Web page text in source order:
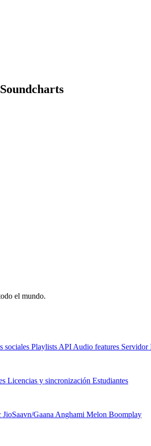
el mundo.
sociales Playlists API Audio features Servidor
Licencias y sincronización Estudiantes
JioSaavn/Gaana Anghami Melon Boomplay